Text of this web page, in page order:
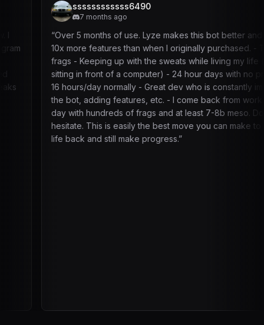
ssssssssssss6490
7 months ago
Over 5 months of use. Lyze makes this bot better and better.
10x more features than when I originally purchased. - TONS of
frags - Keeping up with the sweats while living my life (not
sitting in front of a computer) - 24 hour days with no problem,
16 hours/day normally - Great dev who is constantly improving
the bot, adding features, etc. - I come back from work every
day with hundreds of frags and at least 7-8b meso. Don’t
hesitate. This is easily the best move you can make to get your
life back and still make progress.”